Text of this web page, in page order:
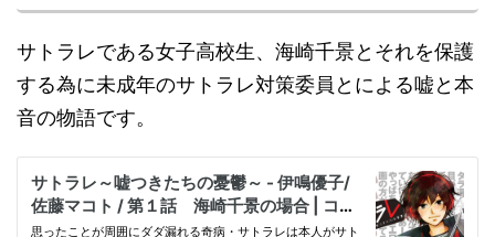
サトラレである女子高校生、海崎千景とそれを保護
する為に未成年のサトラレ対策委員とによる嘘と本
音の物語です。